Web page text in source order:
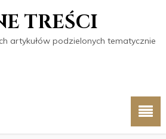
TREŚCI
artykułów podzielonych tematycznie